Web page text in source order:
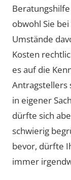
obwohl Sie
Umstände
Kosten
es auf die
Antragstellers
in eigener
dürfte sich
schwierig
bevor, dürfte
immer